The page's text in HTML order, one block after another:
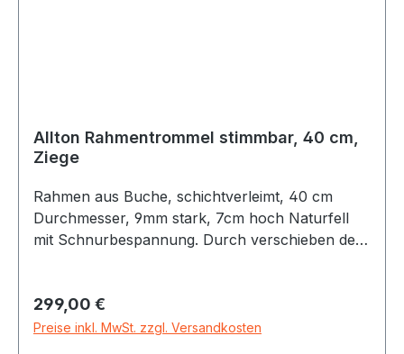
Allton Rahmentrommel stimmbar, 40 cm,
Ziege
Rahmen aus Buche, schichtverleimt, 40 cm
Durchmesser, 9mm stark, 7cm hoch Naturfell
mit Schnurbespannung. Durch verschieben der
Regulärer Preis:
299,00 €
Preise inkl. MwSt. zzgl. Versandkosten